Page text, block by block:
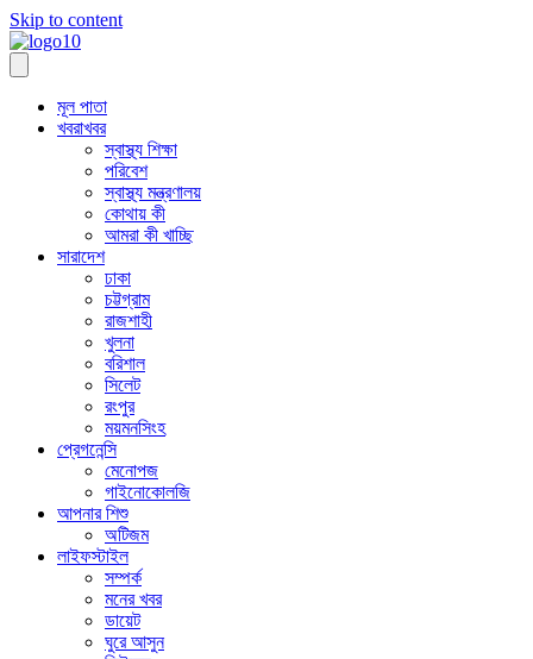
Skip to content
মূল পাতা
খবরাখবর
স্বাস্থ্য শিক্ষা
পরিবেশ
স্বাস্থ্য মন্ত্রণালয়
কোথায় কী
আমরা কী খাচ্ছি
সারাদেশ
ঢাকা
চট্টগ্রাম
রাজশাহী
খুলনা
বরিশাল
সিলেট
রংপুর
ময়মনসিংহ
প্রেগনেন্সি
মেনোপজ
গাইনোকোলজি
আপনার শিশু
অটিজম
লাইফস্টাইল
সম্পর্ক
মনের খবর
ডায়েট
ঘুরে আসুন